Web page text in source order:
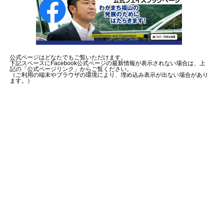
公式ページはどなたでもご覧いただけます。
下記スペースにFacebook公式ページの最新情報が表示されない場合は、上
記の「公式ページリンク」からご覧ください。
（ご利用の端末やブラウザの環境により、埋め込み表示が出ない場合があり
ます。）